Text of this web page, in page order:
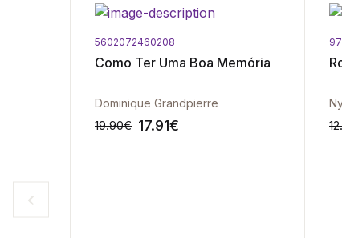
5602072460208
Como Ter Uma Boa Memória
Dominique Grandpierre
19.90€ 17.91€